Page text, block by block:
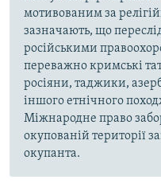
мотивованим за
зазначають, що
російськими
переважно кримські
росіяни, таджики,
іншого етнічного
Міжнародне право
окупованій території
окупанта.